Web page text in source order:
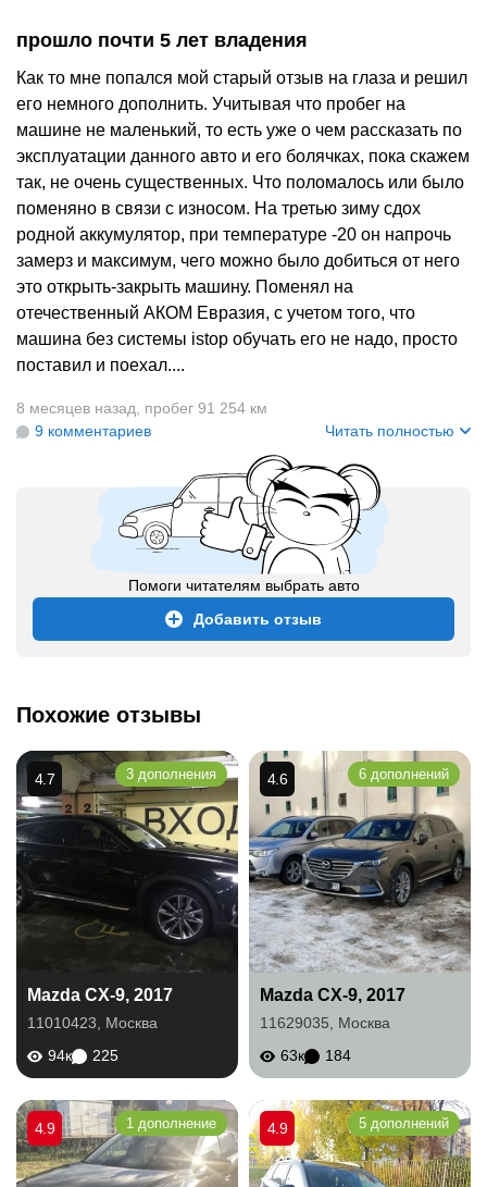
прошло почти 5 лет владения
Как то мне попался мой старый отзыв на глаза и решил
его немного дополнить. Учитывая что пробег на
машине не маленький, то есть уже о чем рассказать по
эксплуатации данного авто и его болячках, пока скажем
так, не очень существенных. Что поломалось или было
поменяно в связи с износом. На третью зиму сдох
родной аккумулятор, при температуре -20 он напрочь
замерз и максимум, чего можно было добиться от него
это открыть-закрыть машину. Поменял на
отечественный АКОМ Евразия, с учетом того, что
машина без системы istop обучать его не надо, просто
поставил и поехал....
8 месяцев назад
пробег 91 254 км
9 комментариев
Читать полностью
Помоги читателям выбрать авто
Добавить отзыв
Похожие отзывы
Mazda CX-9, 2017
11010423
Москва
94к
225
4.7 3 дополнения
Mazda CX-9, 2017
11629035
Москва
63к
184
4.6 6 дополнений
4.9 1 дополнение 4.9 5 дополнений